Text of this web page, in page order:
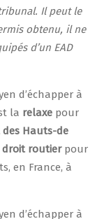
Il peut le
obtenu, il ne
d’un EAD
d’échapper à
la relaxe pour
des Hauts-de
droit routierpour
en France, à
d’échapper à